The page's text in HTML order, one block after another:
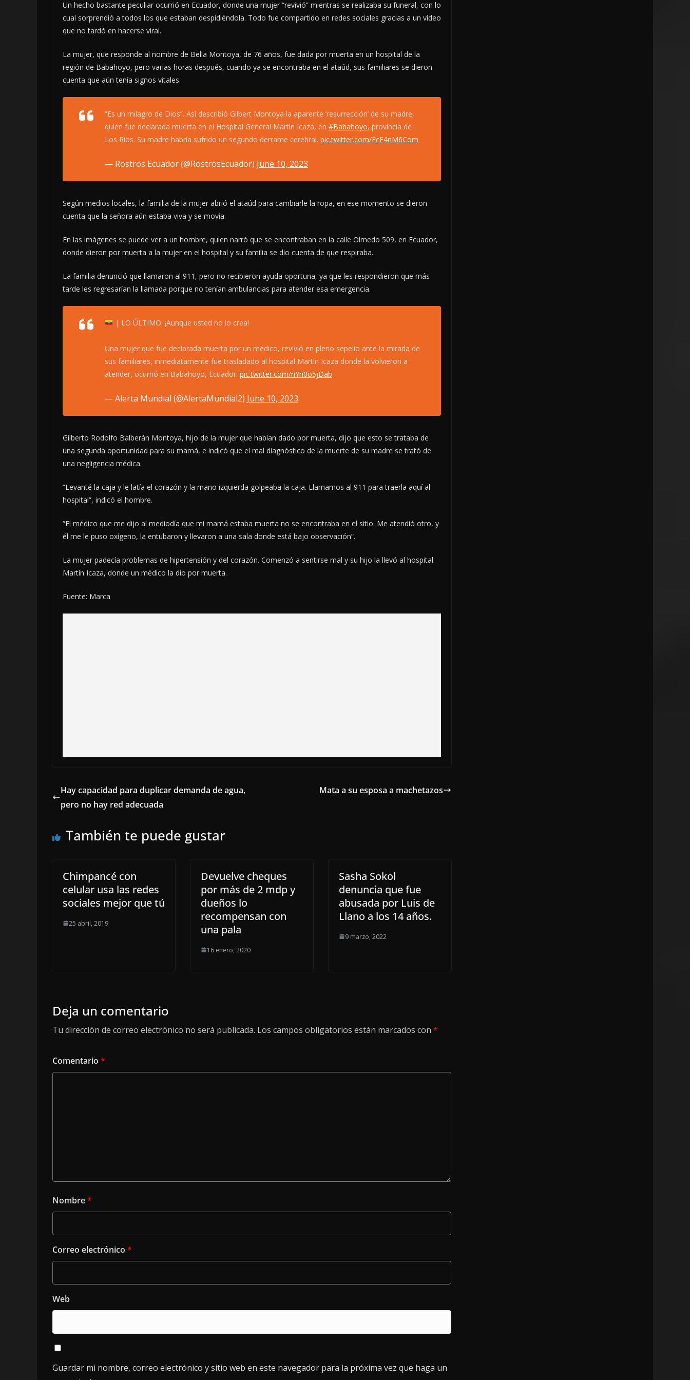
Un hecho bastante peculiar ocurrió en Ecuador, donde una mujer “revivió” mientras se realizaba su funeral, con lo
cual sorprendió a todos los que estaban despidiéndola. Todo fue compartido en redes sociales gracias a un vídeo
que no tardó en hacerse viral.
La mujer, que responde al nombre de Bella Montoya, de 76 años, fue dada por muerta en un hospital de la
región de Babahoyo, pero varias horas después, cuando ya se encontraba en el ataúd, sus familiares se dieron
cuenta que aún tenía signos vitales.
“Es un milagro de Dios”. Así describió Gilbert Montoya la aparente ‘resurrección’ de su madre,
quien fue declarada muerta en el Hospital General Martín Icaza, en #Babahoyo, provincia de
Los Ríos. Su madre habría sufrido un segundo derrame cerebral. pic.twitter.com/FcF4nM6Com
— Rostros Ecuador (@RostrosEcuador) June 10, 2023
Según medios locales, la familia de la mujer abrió el ataúd para cambiarle la ropa, en ese momento se dieron
cuenta que la señora aún estaba viva y se movía.
En las imágenes se puede ver a un hombre, quien narró que se encontraban en la calle Olmedo 509, en Ecuador,
donde dieron por muerta a la mujer en el hospital y su familia se dio cuenta de que respiraba.
La familia denunció que llamaron al 911, pero no recibieron ayuda oportuna, ya que les respondieron que más
tarde les regresarían la llamada porque no tenían ambulancias para atender esa emergencia.
| LO ÚLTIMO: ¡Aunque usted no lo crea!
Una mujer que fue declarada muerta por un médico, revivió en pleno sepelio ante la mirada de
sus familiares, inmediatamente fue trasladado al hospital Martin Icaza donde la volvieron a
atender, ocurrió en Babahoyo, Ecuador. pic.twitter.com/nYn0o5jDab
— Alerta Mundial (@AlertaMundial2) June 10, 2023
Gilberto Rodolfo Balberán Montoya, hijo de la mujer que habían dado por muerta, dijo que esto se trataba de
una segunda oportunidad para su mamá, e indicó que el mal diagnóstico de la muerte de su madre se trató de
una negligencia médica.
“Levanté la caja y le latía el corazón y la mano izquierda golpeaba la caja. Llamamos al 911 para traerla aquí al
hospital”, indicó el hombre.
“El médico que me dijo al mediodía que mi mamá estaba muerta no se encontraba en el sitio. Me atendió otro, y
él me le puso oxígeno, la entubaron y llevaron a una sala donde está bajo observación”.
La mujer padecía problemas de hipertensión y del corazón. Comenzó a sentirse mal y su hijo la llevó al hospital
Martín Icaza, donde un médico la dio por muerta.
Fuente: Marca
Hay capacidad para duplicar demanda de agua,
pero no hay red adecuada
Mata a su esposa a machetazos
También te puede gustar
Chimpancé con
celular usa las redes
sociales mejor que tú
25 abril, 2019
Devuelve cheques
por más de 2 mdp y
dueños lo
recompensan con
una pala
16 enero, 2020
Sasha Sokol
denuncia que fue
abusada por Luis de
Llano a los 14 años.
9 marzo, 2022
Deja un comentario
Tu dirección de correo electrónico no será publicada. Los campos obligatorios están marcados con *
Comentario *
Nombre*
Correo electrónico *
Web
Guardar mi nombre, correo electrónico y sitio web en este navegador para la próxima vez que haga un